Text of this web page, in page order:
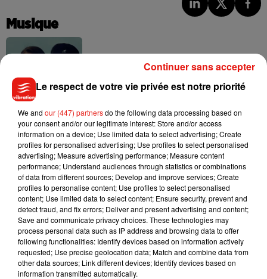
Musique
5 août 2026
Benny Blanco invite Selena Gomez et
4 août 2026
Tiny Desk invite Charlie Puth pour une
live session solaire
4 août 2026
Ariana Grande prendra une pause après
sa tournée mondiale
Le respect de votre vie privée est notre priorité
We and our (447) partnersdo the following data processing based on
your consent and/or our legitimate interest: Store and/or access
information on a device; Use limited data to select advertising; Create
profiles for personalised advertising; Use profiles to select personalised
advertising; Measure advertising performance; Measure content
performance; Understand audiences through statistics or combinations
of data from different sources; Develop and improve services; Create
profiles to personalise content; Use profiles to select personalised
content; Use limited data to select content; Ensure security, prevent and
detect fraud, and fix errors; Deliver and present advertising and content;
Save and communicate privacy choices. These technologies may
process personal data such as IP address and browsing data to offer
following functionalities: Identify devices based on information actively
requested; Use precise geolocation data; Match and combine data from
other data sources; Link different devices; Identify devices based on
information transmitted automatically.
Continuer sans accepter